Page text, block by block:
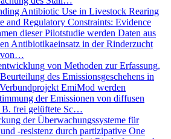
Antibiotic Use in Livestock Rearing
and Regulatory Constraints: Evidence
dieser Pilotstudie werden Daten aus
Antibiotikaeinsatz in der Rinderzucht
von…
von Methoden zur Erfassung,
des Emissionsgeschehens in
EmiMod werden
der Emissionen von diffusen
B. frei gelüftete Sc…
der Überwachungssysteme für
-resistenz durch partizipative One